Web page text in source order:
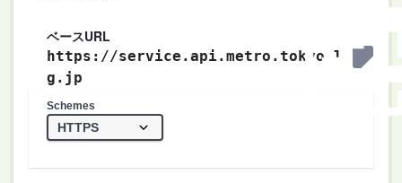
ベースURL
https://service.api.metro.tokyo.l
g.jp
Schemes